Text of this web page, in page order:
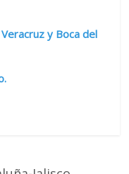
y Boca del